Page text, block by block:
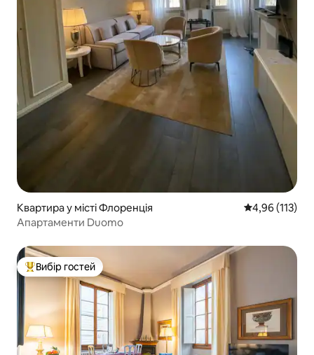
Квартира у місті Флоренція Середня
4,96 (113)
Апартаменти Duomo
Топ вибір гостей
Вибір гостей